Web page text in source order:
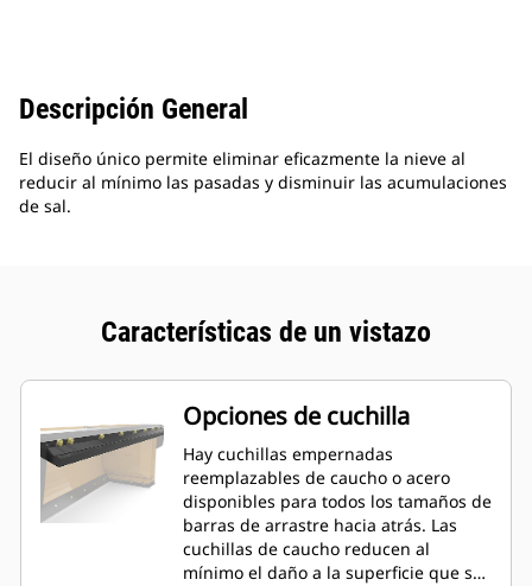
Descripción General
El diseño único permite eliminar eficazmente la nieve al
reducir al mínimo las pasadas y disminuir las acumulaciones
de sal.
Características de un vistazo
Opciones de cuchilla
Hay cuchillas empernadas
reemplazables de caucho o acero
disponibles para todos los tamaños de
barras de arrastre hacia atrás. Las
cuchillas de caucho reducen al
mínimo el daño a la superficie que se